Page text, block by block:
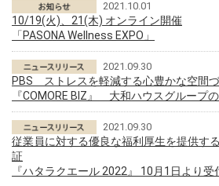
2021.10.01
10/19(火)、21(木) オンライン開催
「PASONA Wellness EXPO」
2021.09.30
PBS ストレスを軽減する心豊かな空間
『COMORE BIZ』 大和ハウスグループ
2021.09.30
従業員に対する優良な福利厚生を提供す
証
『ハタラクエール 2022』 10月1日より受